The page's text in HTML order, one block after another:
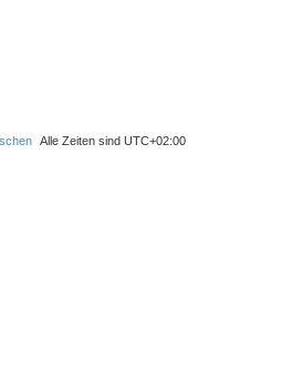
Alle Zeiten sind UTC+02:00